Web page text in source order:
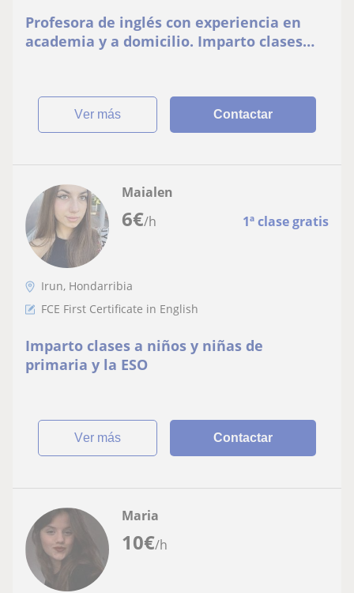
Profesora de inglés con experiencia en
academia y a domicilio. Imparto clases
ver más Contactar
6€/h 1ª clase gratis
Maialen
Irun, Hondarribia
FCE First Certificate in English
Imparto clases a niños y niñas de
primaria y la ESO
ver más Contactar
10€/h
Maria